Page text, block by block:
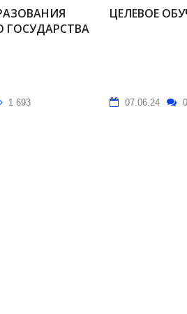
ГОСУДАРСТВА
1 693
ЦЕЛЕВОЕ
07.06.24 0